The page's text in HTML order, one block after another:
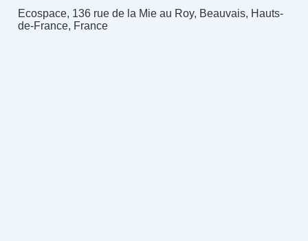
Ecospace, 136 rue de la Mie au Roy, Beauvais, Hauts-
de-France, France